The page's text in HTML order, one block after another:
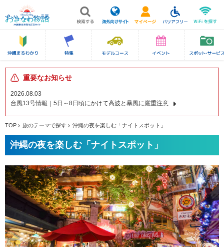
重要なお知らせ
2026.08.03
台風13号情報｜5日～8日頃にかけて高波と暴風に厳重注意
TOP 旅のテーマで探す 沖縄の夜を楽しむ「ナイトスポット」
沖縄の夜を楽しむ「ナイトスポット」